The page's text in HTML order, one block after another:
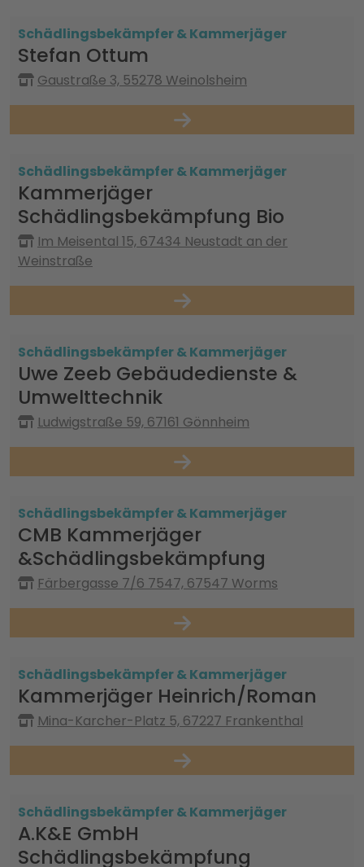
Schädlingsbekämpfer & Kammerjäger
Stefan Ottum
Gaustraße 3, 55278 Weinolsheim
Schädlingsbekämpfer & Kammerjäger
Kammerjäger
Schädlingsbekämpfung Bio
Im Meisental 15, 67434 Neustadt an der
Weinstraße
Schädlingsbekämpfer & Kammerjäger
Uwe Zeeb Gebäudedienste &
Umwelttechnik
Ludwigstraße 59, 67161 Gönnheim
Schädlingsbekämpfer & Kammerjäger
CMB Kammerjäger
&Schädlingsbekämpfung
Färbergasse 7/6 7547, 67547 Worms
Schädlingsbekämpfer & Kammerjäger
Kammerjäger Heinrich/Roman
Mina-Karcher-Platz 5, 67227 Frankenthal
Schädlingsbekämpfer & Kammerjäger
A.K&E GmbH
Schädlingsbekämpfung